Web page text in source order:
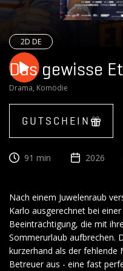
2D DE
Das gewisse
Drama, Komödie
GUTSCHEIN
91 min 2026
Nach einem Juwelenraub
Karlo ausgerechnet bei
Beeinträchtigung, die mit
Sommerurlaub aufbrechen.
kurzerhand als der fehlende
Betreuer aus - eine fast